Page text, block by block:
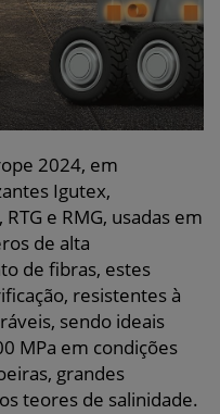
2024, em
Igutex,
e RMG, usadas em
de alta
de fibras, estes
resistentes à
sendo ideais
MPa em condições
grandes
teores de salinidade.